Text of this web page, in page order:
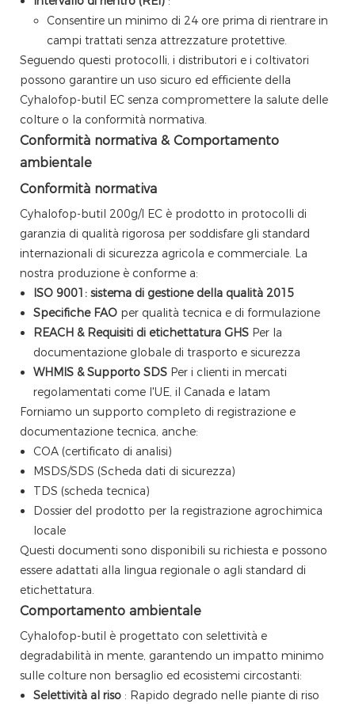
Consentire un minimo di 24 ore prima di rientrare in
campi trattati senza attrezzature protettive.
Seguendo questi protocolli, i distributori e i coltivatori
possono garantire un uso sicuro ed efficiente della
Cyhalofop-butil EC senza compromettere la salute delle
colture o la conformità normativa.
Conformità normativa & Comportamento
ambientale
Conformità normativa
Cyhalofop-butil 200g/l EC è prodotto in protocolli di
garanzia di qualità rigorosa per soddisfare gli standard
internazionali di sicurezza agricola e commerciale. La
nostra produzione è conforme a:
ISO 9001: sistema di gestione della qualità 2015
Specifiche FAO per qualità tecnica e di formulazione
REACH & Requisiti di etichettatura GHS Per la
documentazione globale di trasporto e sicurezza
WHMIS & Supporto SDS Per i clienti in mercati
regolamentati come l'UE, il Canada e latam
Forniamo un supporto completo di registrazione e
documentazione tecnica, anche:
COA (certificato di analisi)
MSDS/SDS (Scheda dati di sicurezza)
TDS (scheda tecnica)
Dossier del prodotto per la registrazione agrochimica
locale
Questi documenti sono disponibili su richiesta e possono
essere adattati alla lingua regionale o agli standard di
etichettatura.
Comportamento ambientale
Cyhalofop-butil è progettato con selettività e
degradabilità in mente, garantendo un impatto minimo
sulle colture non bersaglio ed ecosistemi circostanti:
Selettività al riso : Rapido degrado nelle piante di riso